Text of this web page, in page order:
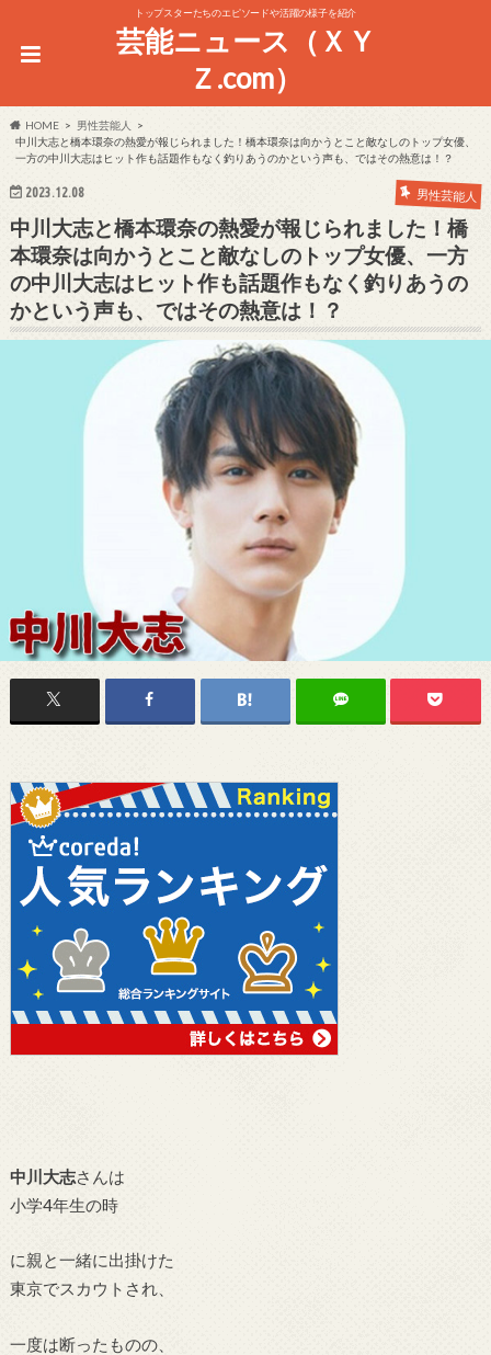
トップスターたちのエピソードや活躍の様子を紹介
芸能ニュース（ＸＹ
Ｚ.com）
HOME
男性芸能人
中川大志と橋本環奈の熱愛が報じられました！橋本環奈は向かうとこと敵なしのトップ女優、
一方の中川大志はヒット作も話題作もなく釣りあうのかという声も、ではその熱意は！？
2023.12.08 男性芸能人
中川大志と橋本環奈の熱愛が報じられました！橋
本環奈は向かうとこと敵なしのトップ女優、一方
の中川大志はヒット作も話題作もなく釣りあうの
かという声も、ではその熱意は！？
中川大志さんは
小学4年生の時
に親と一緒に出掛けた
東京でスカウトされ、
一度は断ったものの、